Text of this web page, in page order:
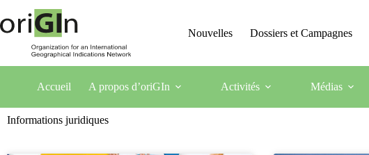
Nouvelles Dossiers et Campagnes
Accueil A propos d’oriGIn Activités Médias
Informations juridiques